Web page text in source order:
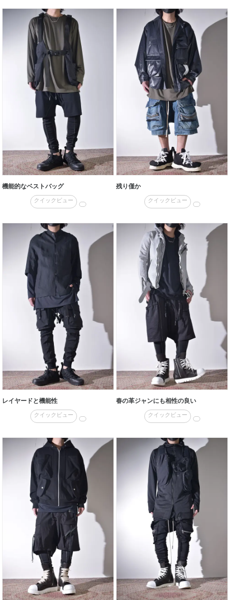
機能的なベストバッグ
クイックビュー
残り僅か
クイックビュー
レイヤードと機能性
クイックビュー
春の革ジャンにも相性の良い
クイックビュー